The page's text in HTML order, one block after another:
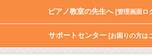
ピアノ教室の先生へ [管理画面ロ
サポートセンター [お困りの方は